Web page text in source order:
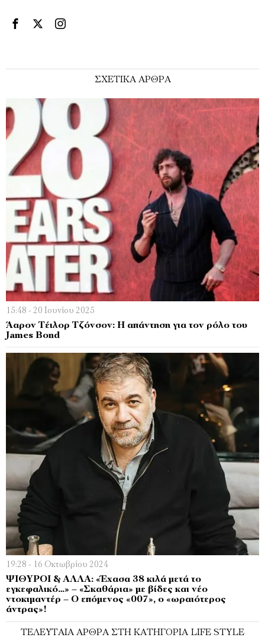
ΣΧΕΤΙΚΑ ΑΡΘΡΑ
15:48 - 20 Ιουνίου 2025
Άαρον Τέιλορ Τζόνσον: Η απάντηση για τον ρόλο του
James Bond
19:28 - 16 Οκτωβρίου 2024
ΨΙΘΥΡΟΙ & ΑΛΛΑ: «Έχασα 38 κιλά μετά το
εγκεφαλικό…» – «Σκαθάρια» με βίδες και νέο
ντοκιμαντέρ – Ο επόμενος «007», ο «ωραιότερος
άντρας»!
ΤΕΛΕΥΤΑΊΑ ΆΡΘΡΑ ΣΤΗ ΚΑΤΗΓΟΡΊΑ LIFE STYLE